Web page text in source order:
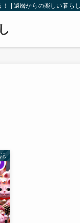
| 還暦からの楽しい暮らし